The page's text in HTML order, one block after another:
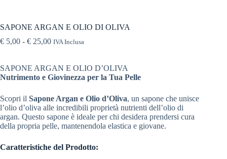
SAPONE ARGAN E OLIO DI OLIVA
€ 5,00 - € 25,00 IVA Inclusa
SAPONE ARGAN E OLIO D’OLIVA
Nutrimento e Giovinezza per la Tua Pelle
Scopri il Sapone Argan e Olio d’Oliva, un sapone che unisce
l’olio d’oliva alle incredibili proprietà nutrienti dell’olio di
argan. Questo sapone è ideale per chi desidera prendersi cura
della propria pelle, mantenendola elastica e giovane.
Caratteristiche del Prodotto: